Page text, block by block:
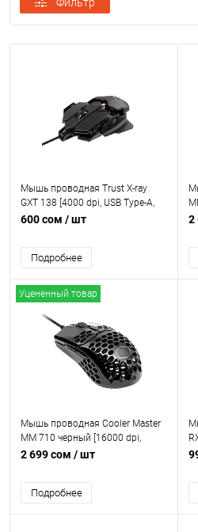
Мышь проводная Trust X-ray
GXT 138 [4000 dpi, USB Type-A,
кнопки - 10]
600 сом / шт
Подробнее
2
Уцененный товар
Мышь проводная Cooler Master
MM 710 черный [16000 dpi,
светодиодный, USB Type-A,
2 699 сом / шт
Подробнее